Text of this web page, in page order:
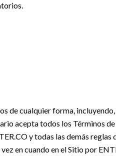
de cualquier forma,
acepta todos los Términos
y todas las demás reglas
en cuando en el Sitio por